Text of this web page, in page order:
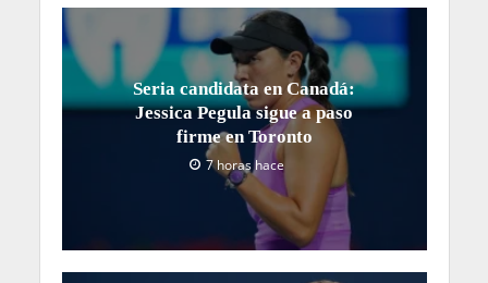
Seria candidata en Canadá:
Jessica Pegula sigue a paso
firme en Toronto
7 horas hace